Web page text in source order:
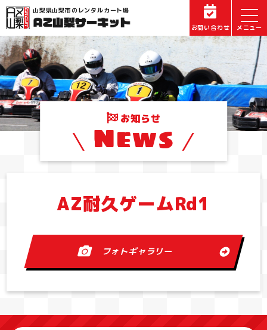
山梨県山梨市のレンタルカート場
お問い合わせ
お知らせ
News
AZ耐久ゲームRd1
フォトギャラリー